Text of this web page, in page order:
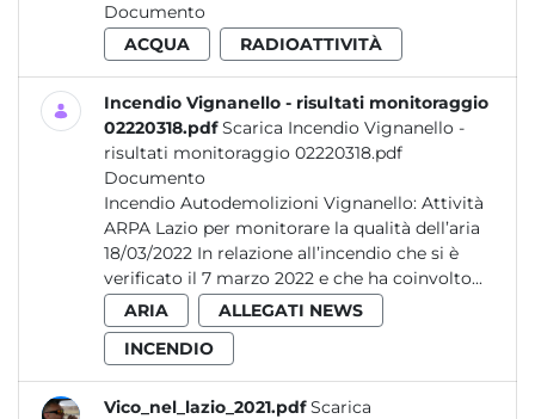
Documento
ACQUA
RADIOATTIVITÀ
Incendio Vignanello - risultati monitoraggio
02220318.pdf Scarica Incendio Vignanello -
risultati monitoraggio 02220318.pdf
Documento
Incendio Autodemolizioni Vignanello: Attività
ARPA Lazio per monitorare la qualità dell’aria
18/03/2022 In relazione all’incendio che si è
verificato il 7 marzo 2022 e che ha coinvolto...
ARIA
ALLEGATI NEWS
INCENDIO
Vico_nel_lazio_2021.pdf Scarica